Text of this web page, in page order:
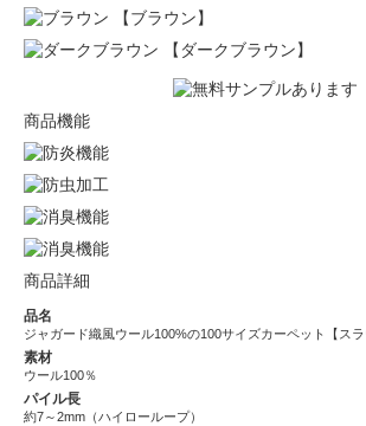
【ブラウン】
【ダークブラウン】
商品機能
商品詳細
品名
ジャガード織風ウール100%の100サイズカーペット【スラ
素材
ウール100％
パイル長
約7～2mm（ハイローループ）